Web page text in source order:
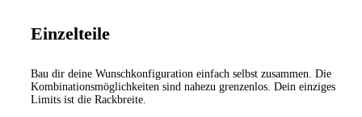
Einzelteile
Bau dir deine Wunschkonfiguration einfach selbst zusammen. Die
Kombinationsmöglichkeiten sind nahezu grenzenlos. Dein einziges
Limits ist die Rackbreite.